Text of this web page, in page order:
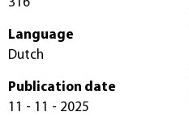
316
Language
Dutch
Publication date
11 - 11 - 2025